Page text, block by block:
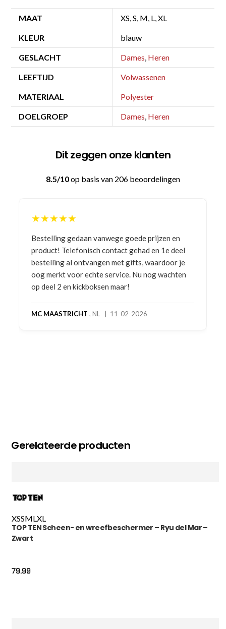
MAAT XS, S, M, L, XL
KLEUR blauw
GESLACHT Dames, Heren
LEEFTIJD Volwassenen
MATERIAAL Polyester
DOELGROEP Dames, Heren
Dit zeggen onze klanten
8.5/10op basis van 206 beoordelingen
★★★★★
Bestelling gedaan vanwege goede prijzen en
product! Telefonisch contact gehad en 1e deel
bestelling al ontvangen met gifts, waardoor je
oog merkt voor echte service. Nu nog wachten
op deel 2 en kickboksen maar!
MC MAASTRICHT , NL | 11-02-2026
Gerelateerde producten
XSSMLXL
TOP TEN Scheen- en wreefbeschermer – Ryu del Mar –
Zwart
79.99